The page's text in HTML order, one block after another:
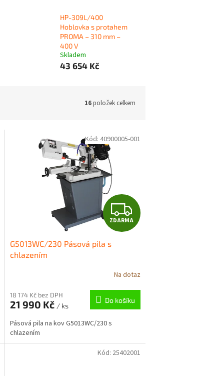
HP-309L/400
Hoblovka s protahem
PROMA – 310 mm –
400 V
Skladem
43 654 Kč
16položek celkem
Z
D
R
M
A
ZDARMA
G5013WC/230 Pásová pila s
chlazením
Na dotaz
18 174 Kč bez DPH
21 990 Kč / ks
Do košíku
Pásová pila na kov G5013WC/230 s
chlazením
Kód: 40900005-001
Kód: 25402001